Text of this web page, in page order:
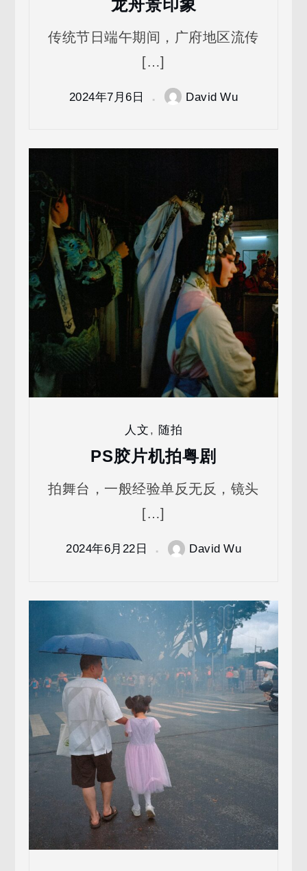
传统节日端午期间，广府地区流传
[…]
2024年7月6日 David Wu
人文, 随拍
PS胶片机拍粤剧
拍舞台，一般经验单反无反，镜头
[…]
2024年6月22日 David Wu